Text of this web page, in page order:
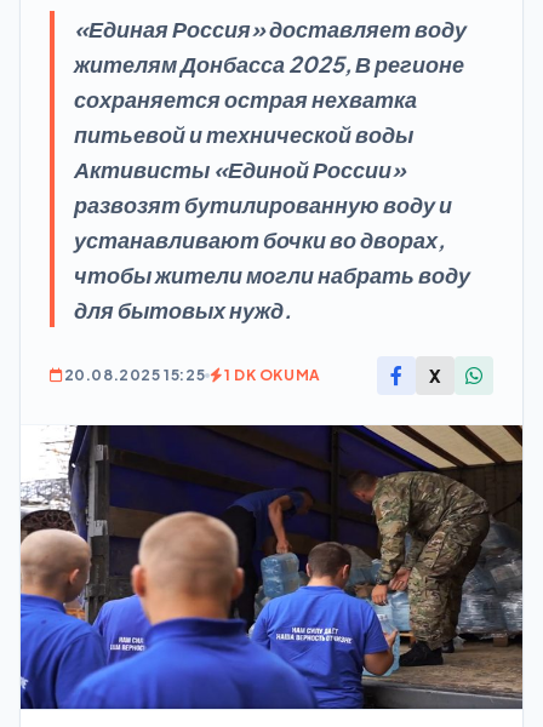
«Единая Россия» доставляет воду
жителям Донбасса 2025, В регионе
сохраняется острая нехватка
питьевой и технической воды
Активисты «Единой России»
развозят бутилированную воду и
устанавливают бочки во дворах,
чтобы жители могли набрать воду
для бытовых нужд.
20.08.2025 15:25 1 DK OKUMA X